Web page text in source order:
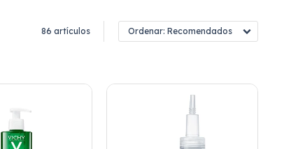
86 artículos Recomendados